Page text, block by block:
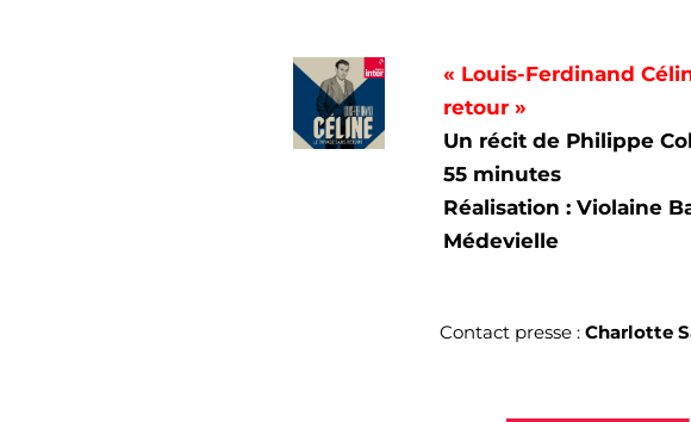
« Louis-Ferdinand
retour »
Un récit de Philippe
55 minutes
Réalisation : Violaine
Médevielle
Contact presse : Charlotte